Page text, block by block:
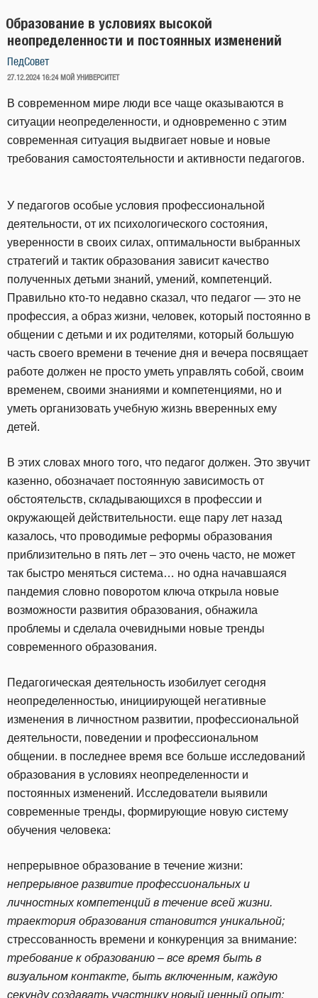
Образование в условиях высокой
неопределенности и постоянных изменений
ПедСовет
ОПУБЛИКОВАНО
27.12.2024 16:24 МОЙ УНИВЕРСИТЕТ
В современном мире люди все чаще оказываются в
ситуации неопределенности, и одновременно с этим
современная ситуация выдвигает новые и новые
требования самостоятельности и активности педагогов.
У педагогов особые условия профессиональной
деятельности, от их психологического состояния,
уверенности в своих силах, оптимальности выбранных
стратегий и тактик образования зависит качество
полученных детьми знаний, умений, компетенций.
Правильно кто-то недавно сказал, что педагог — это не
профессия, а образ жизни, человек, который постоянно в
общении с детьми и их родителями, который большую
часть своего времени в течение дня и вечера посвящает
работе должен не просто уметь управлять собой, своим
временем, своими знаниями и компетенциями, но и
уметь организовать учебную жизнь вверенных ему
детей.
В этих словах много того, что педагог должен. Это звучит
казенно, обозначает постоянную зависимость от
обстоятельств, складывающихся в профессии и
окружающей действительности. еще пару лет назад
казалось, что проводимые реформы образования
приблизительно в пять лет – это очень часто, не может
так быстро меняться система… но одна начавшаяся
пандемия словно поворотом ключа открыла новые
возможности развития образования, обнажила
проблемы и сделала очевидными новые тренды
современного образования.
Педагогическая деятельность изобилует сегодня
неопределенностью, инициирующей негативные
изменения в личностном развитии, профессиональной
деятельности, поведении и профессиональном
общении. в последнее время все больше исследований
образования в условиях неопределенности и
постоянных изменений. Исследователи выявили
современные тренды, формирующие новую систему
обучения человека:
непрерывное образование в течение жизни:
непрерывное развитие профессиональных и
личностных компетенций в течение всей жизни.
траектория образования становится уникальной;
стрессованность времени и конкуренция за внимание:
требование к образованию – все время быть в
визуальном контакте, быть включенным, каждую
секунду создавать участнику новый ценный опыт;